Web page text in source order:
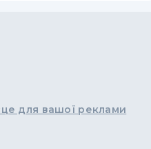
для вашої реклами